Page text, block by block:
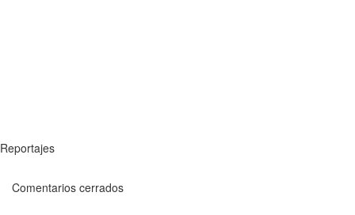
Reportajes
Comentarios cerrados